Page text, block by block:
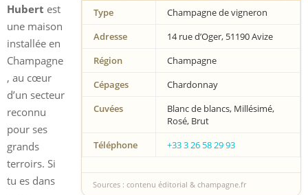
Type
Champagne de vigneron
Adresse
14 rue d’Oger, 51190 Avize
Région
Champagne
Cépages
Chardonnay
Cuvées
Blanc de blancs, Millésimé,
Rosé, Brut
Téléphone
+33 3 26 58 29 93
Sources : contenu éditorial & champagne.fr
Hubert est
une maison
installée en
Champagne
, au cœur
d’un secteur
reconnu
pour ses
grands
terroirs. Si
tu es dans